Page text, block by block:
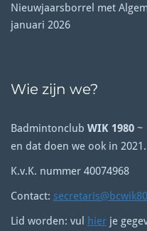
Nieuwjaarsborrel met
januari 2026
Wie zijn we?
Badmintonclub WIK 1980 ~
en dat doen we ook in 2021.
K.v.K. nummer 40074968
Contact:
Lid worden: vul
hier je